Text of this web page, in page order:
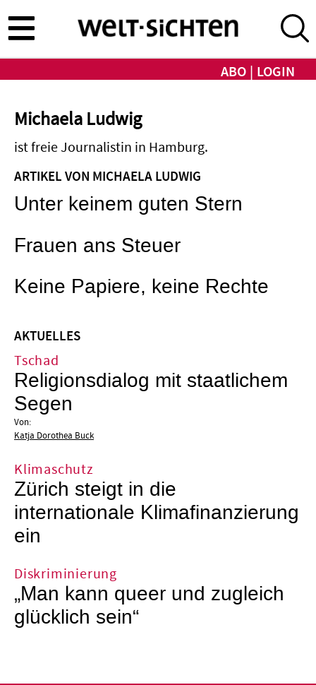
zum
Inhalt
ABO LOGIN
Michaela Ludwig
ist freie Journalistin in Hamburg.
ARTIKEL VON MICHAELA LUDWIG
Unter keinem guten Stern
Frauen ans Steuer
Keine Papiere, keine Rechte
AKTUELLES
Tschad
Religionsdialog mit staatlichem
Segen
Von:
Katja Dorothea Buck
Klimaschutz
Zürich steigt in die
internationale Klimafinanzierung
ein
Diskriminierung
„Man kann queer und zugleich
glücklich sein“